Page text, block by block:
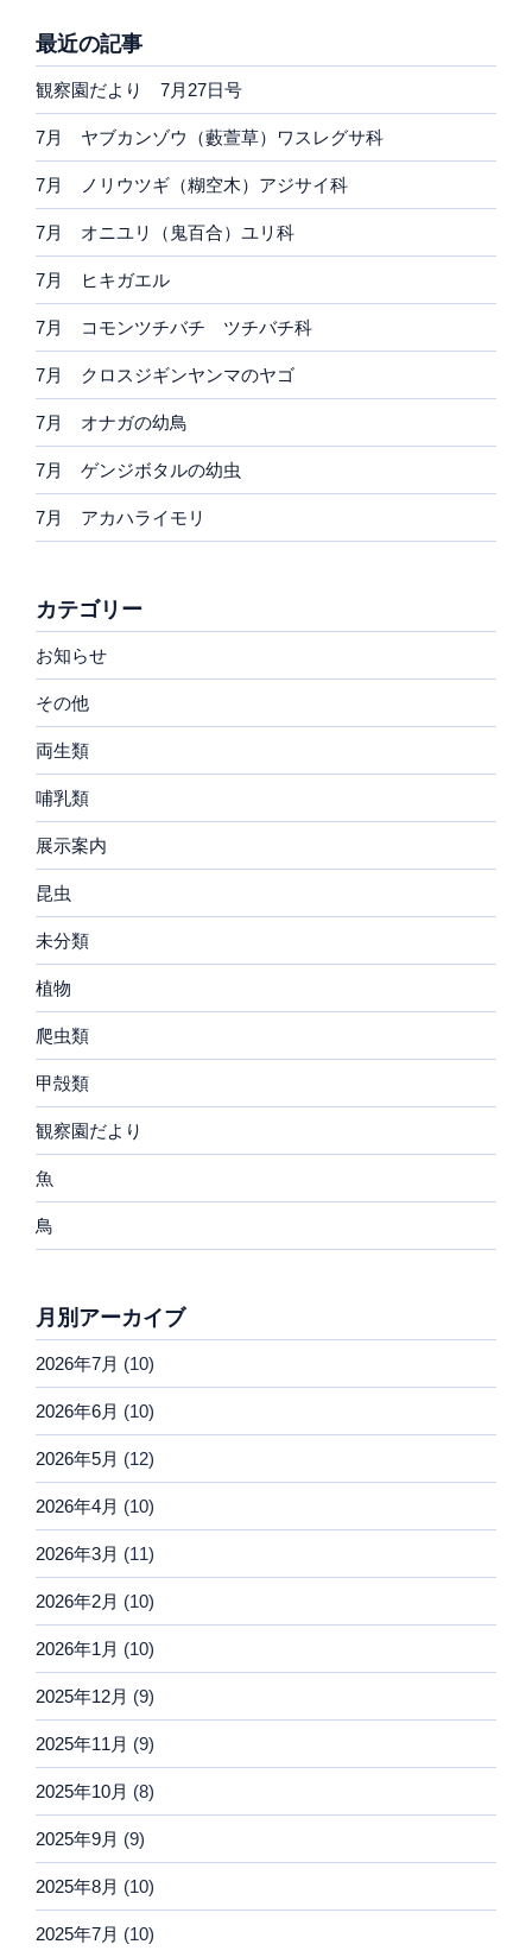
最近の記事
観察園だより 7月27日号
7月 ヤブカンゾウ（藪萱草）ワスレグサ科
7月 ノリウツギ（糊空木）アジサイ科
7月 オニユリ（鬼百合）ユリ科
7月 ヒキガエル
7月 コモンツチバチ ツチバチ科
7月 クロスジギンヤンマのヤゴ
7月 オナガの幼鳥
7月 ゲンジボタルの幼虫
7月 アカハライモリ
カテゴリー
お知らせ
その他
両生類
哺乳類
展示案内
昆虫
未分類
植物
爬虫類
甲殻類
観察園だより
魚
鳥
月別アーカイブ
2026年7月 (10)
2026年6月 (10)
2026年5月 (12)
2026年4月 (10)
2026年3月 (11)
2026年2月 (10)
2026年1月 (10)
2025年12月 (9)
2025年11月 (9)
2025年10月 (8)
2025年9月 (9)
2025年8月 (10)
2025年7月 (10)